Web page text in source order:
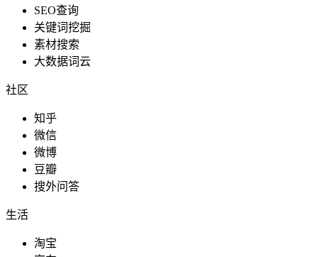
SEO查询
关键词挖掘
素材搜索
大数据词云
社区
知乎
微信
微博
豆瓣
搜外问答
生活
淘宝